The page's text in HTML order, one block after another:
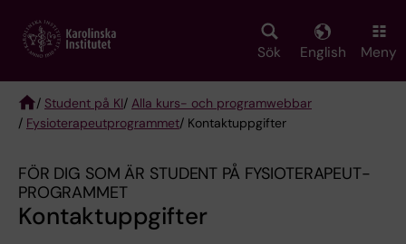
main
Sök English Meny
Breadcrumb
/ Student på KI/ Alla kurs- och programwebbar
/ Fysioterapeut­programmet/ Kontaktuppgifter
FÖR DIG SOM ÄR STUDENT PÅ FYSIOTERAPEUT­
PROGRAMMET
Kontaktuppgifter